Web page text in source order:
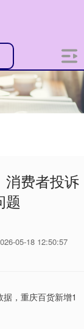
消费者投诉
题
05-18 12:50:57
，重庆百货新增1